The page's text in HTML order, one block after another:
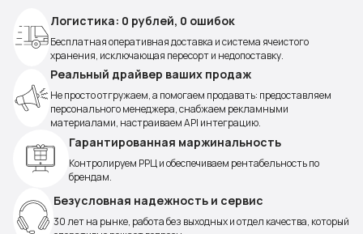
Логистика: 0 рублей, 0 ошибок
Бесплатная оперативная доставка и система ячеистого
хранения, исключающая пересорт и недопоставку.
Реальный драйвер ваших продаж
Не просто отгружаем, а помогаем продавать: предоставляем
персонального менеджера, снабжаем рекламными
материалами, настраиваем API интеграцию.
Гарантированная маржинальность
Контролируем РРЦ и обеспечиваем рентабельность по
брендам.
Безусловная надежность и сервис
30 лет на рынке, работа без выходных и отдел качества, который